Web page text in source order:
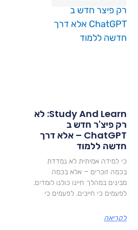
Study And Learn: לא
פיצ'ר חדש ב
ChatGPT – אלא דרך
ללמוד
למידה אמיתית לא נמדדת
זוכרים – אלא בכמה
במהלך חיינו כולנו לומדים.
כי חייבים. לפעמים כי